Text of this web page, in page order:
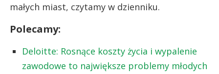
małych miast, czytamy w dzienniku.
Polecamy:
Deloitte: Rosnące koszty życia i wypalenie
zawodowe to największe problemy młodych